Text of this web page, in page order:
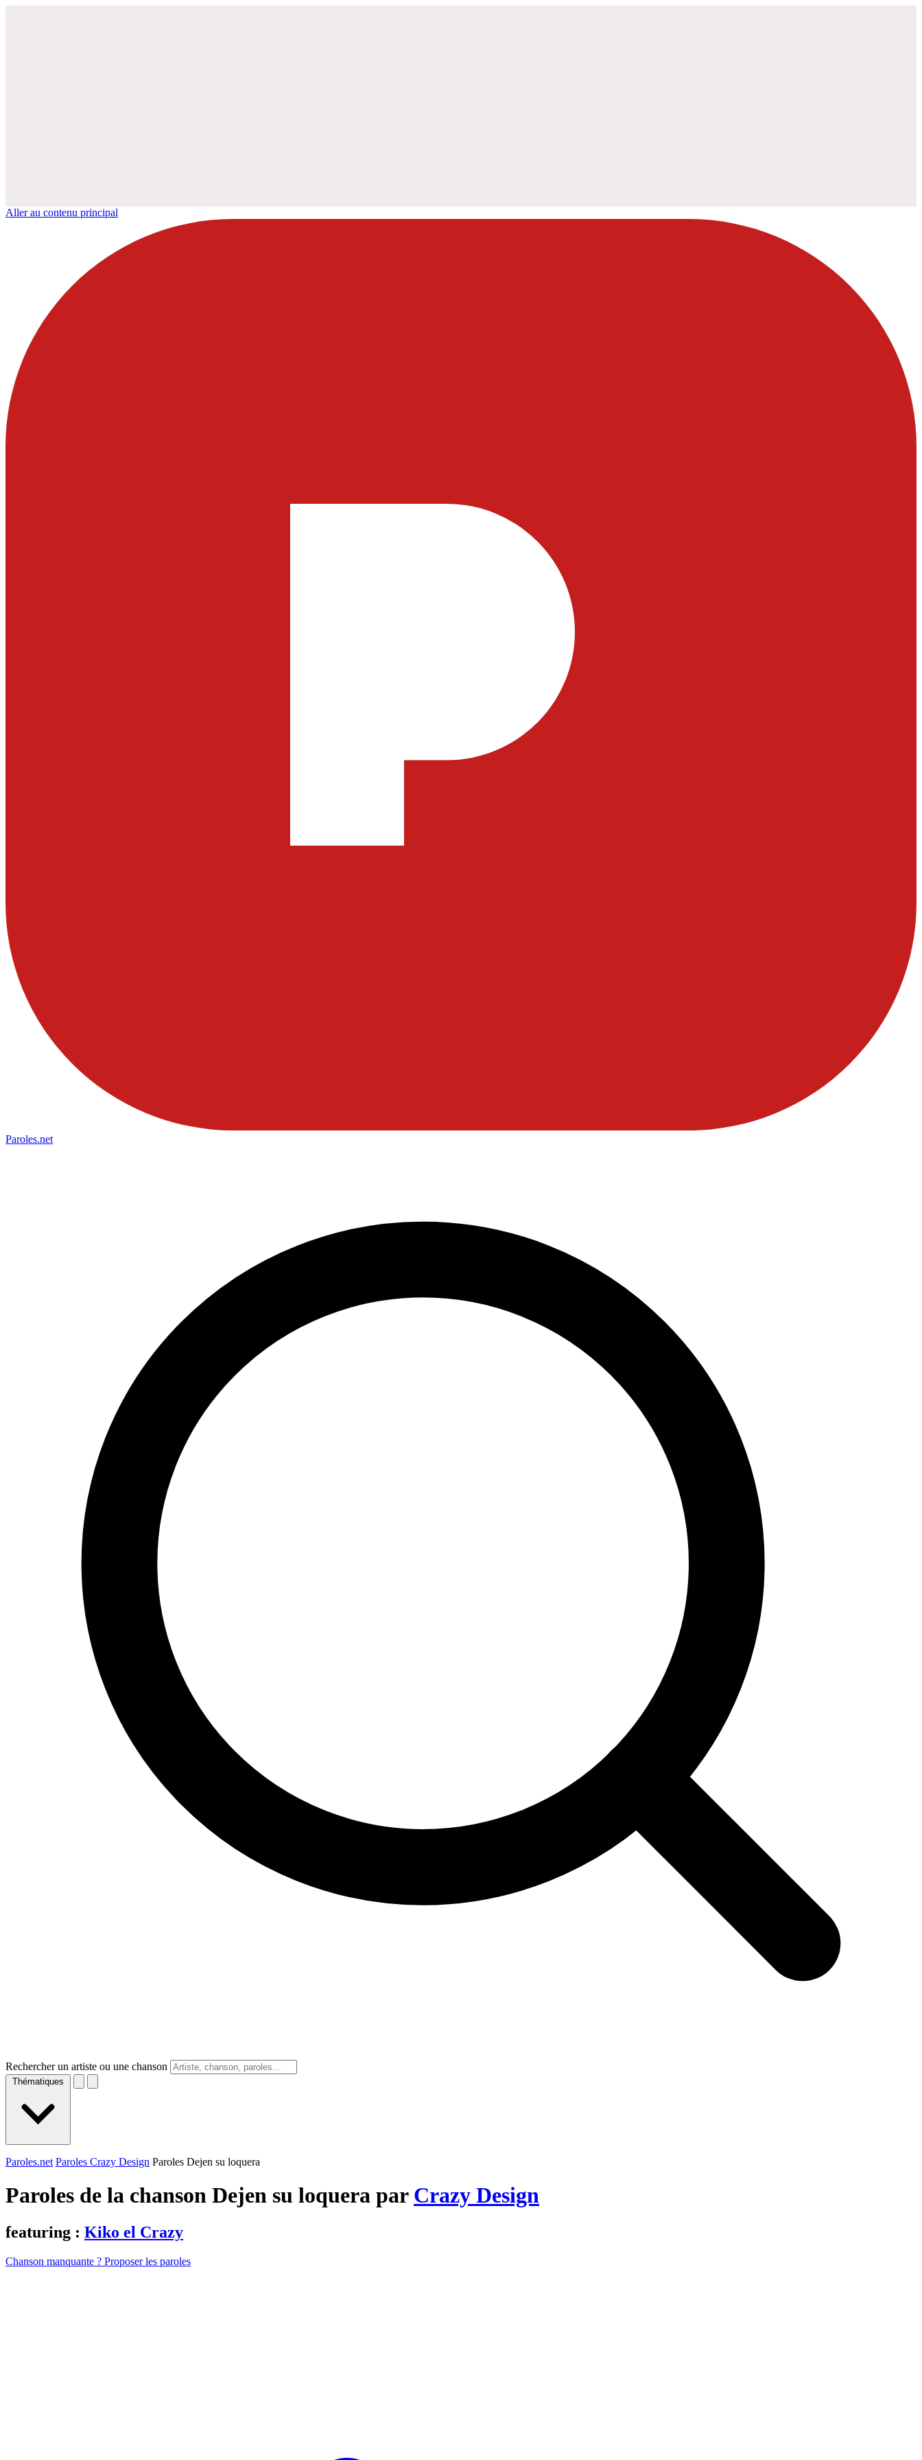
Aller au contenu principal
Paroles.net
Rechercher un artiste ou une chanson
Thématiques
Paroles.net Paroles Crazy Design Paroles Dejen su loquera
Paroles de la chanson Dejen su loquera par Crazy Design
featuring : Kiko el Crazy
Chanson manquante ? Proposer les paroles